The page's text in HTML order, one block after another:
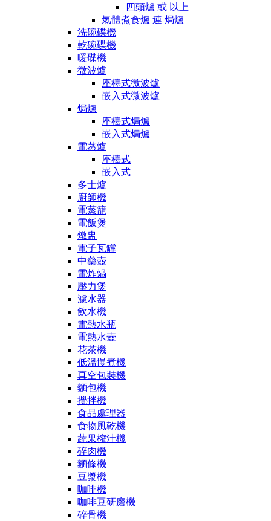
四頭爐 或 以上
氣體煮食爐 連 焗爐
洗碗碟機
乾碗碟機
暖碟機
微波爐
座檯式微波爐
嵌入式微波爐
焗爐
座檯式焗爐
嵌入式焗爐
電蒸爐
座檯式
嵌入式
多士爐
廚師機
電蒸籠
電飯煲
燉盅
電子瓦罉
中藥壺
電炸煱
壓力煲
濾水器
飲水機
電熱水瓶
電熱水壺
花茶機
低溫慢煮機
真空包裝機
麵包機
攪拌機
食品處理器
食物風乾機
蔬果榨汁機
碎肉機
麵條機
豆漿機
咖啡機
咖啡豆研磨機
碎骨機